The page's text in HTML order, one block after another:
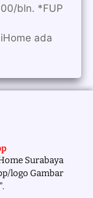
bln. *FUP
ada
Surabaya
logo Gambar